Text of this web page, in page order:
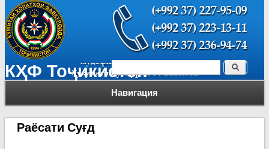
КҲФ Тоҷикистон
Навигация
Форма поиска Поиск
Раёсати Суғд